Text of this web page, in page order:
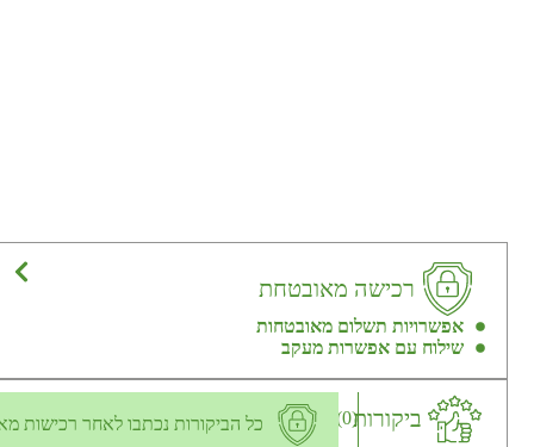
רכישה מאובטחת
אפשרויות תשלום מאובטחות
שילוח עם אפשרות מעקב
ביקורות(0) כל הביקורות נכתבו לאחר רכישות